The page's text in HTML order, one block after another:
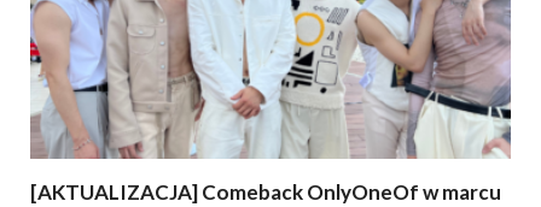
[AKTUALIZACJA] Comeback OnlyOneOf w marcu